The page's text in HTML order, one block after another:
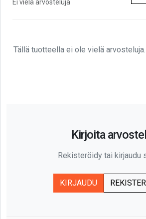
Ei vielä arvosteluja
Tällä tuotteella ei ole vielä
Kirjoita
Rekisteröidy tai kirjaudu
KIRJAUDU